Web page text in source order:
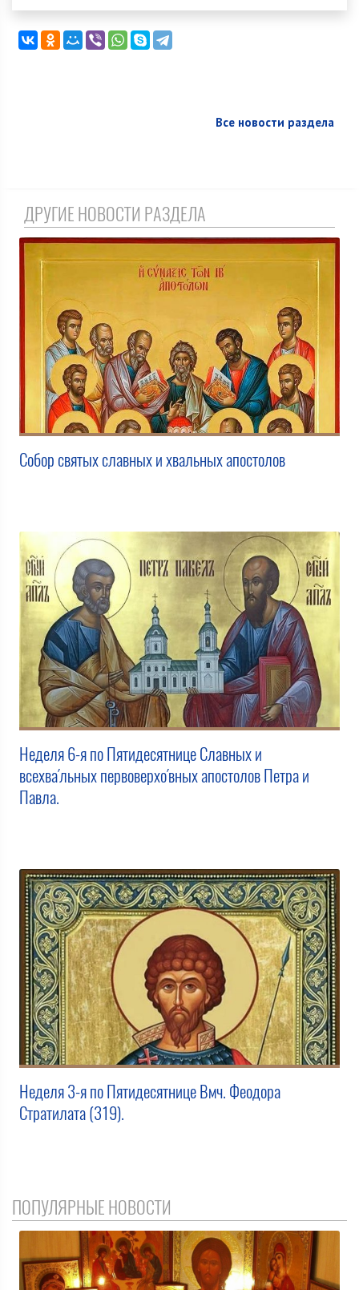
Все новости раздела
ДРУГИЕ НОВОСТИ РАЗДЕЛА
Собор святых славных и хвальных апостолов
Неделя 6-я по Пятидесятнице Славных и
всехва́льных первоверхо́вных апостолов Петра и
Павла.
Неделя 3-я по Пятидесятнице Вмч. Феодора
Стратилата (319).
ПОПУЛЯРНЫЕ НОВОСТИ